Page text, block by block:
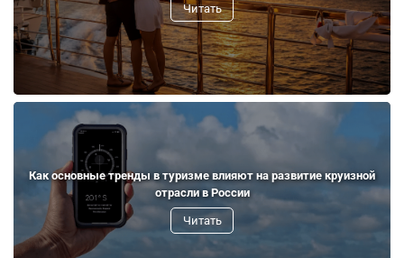
Читать
Как основные тренды в туризме влияют на развитие круизной
отрасли в России
Читать